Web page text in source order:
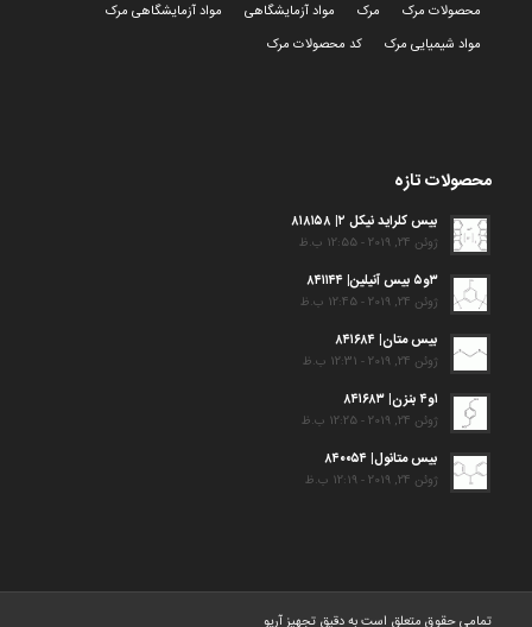
محصولات مرک
مرک مواد آزمایشگاهی
مواد آزمایشگاهی مرک
مواد شیمیایی مرک
کد محصولات مرک
محصولات تازه
بیس کلراید نیکل ۲| ۸۱۸۱۵۸
ژوئن 24, 2019 - 12:55 ب.ظ
۳و۵ بیس آنیلین| ۸۴۱۱۴۴
ژوئن 24, 2019 - 12:45 ب.ظ
بیس متان| ۸۴۱۶۸۴
ژوئن 24, 2019 - 12:31 ب.ظ
۱و۴ بنزن| ۸۴۱۶۸۳
ژوئن 24, 2019 - 12:25 ب.ظ
بیس متانول| ۸۴۰۰۵۴
ژوئن 24, 2019 - 12:19 ب.ظ
تمامی حقوق متعلق است به دقیق تجهیز آریو